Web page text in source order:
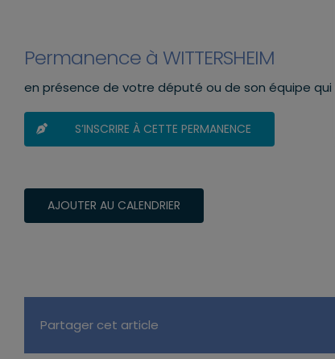
Permanence à WITTERSHEIM
en présence de votre député ou de son équipe qui
S’INSCRIRE À CETTE PERMANENCE
AJOUTER AU CALENDRIER
Partager cet article